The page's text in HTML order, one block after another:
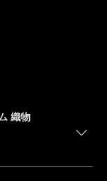
織物